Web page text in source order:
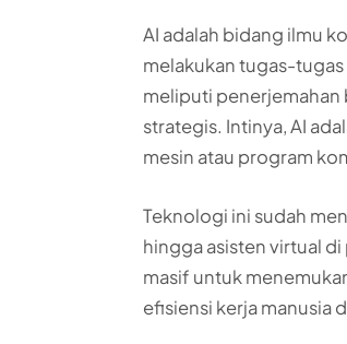
AI adalah bidang ilmu
melakukan tugas-
meliputi penerjemahan
strategis. Intinya, AI
mesin atau program
Teknologi ini sudah
hingga asisten virtual
masif untuk
efisiensi kerja manusia